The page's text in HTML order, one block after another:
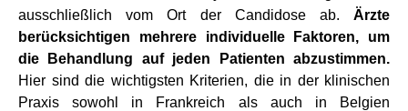
ausschließlich vom Ort der Candidose ab. Ärzte
berücksichtigen mehrere individuelle Faktoren, um
die Behandlung auf jeden Patienten abzustimmen.
Hier sind die wichtigsten Kriterien, die in der klinischen
Praxis sowohl in Frankreich als auch in Belgien